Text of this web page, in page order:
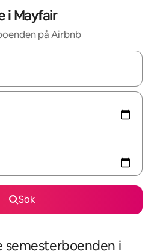
i Mayfair
på Airbnb
kan du navigera med upp- och
Sök
semesterboenden i